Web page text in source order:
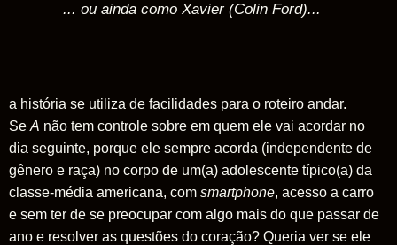
... ou ainda como Xavier (Colin Ford)...
a história se utiliza de facilidades para o roteiro andar.
Se A não tem controle sobre em quem ele vai acordar no
dia seguinte, porque ele sempre acorda (independente de
gênero e raça) no corpo de um(a) adolescente típico(a) da
classe-média americana, com smartphone, acesso a carro
e sem ter de se preocupar com algo mais do que passar de
ano e resolver as questões do coração? Queria ver se ele